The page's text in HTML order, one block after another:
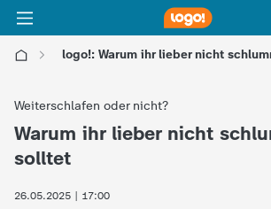
logo!: Warum ihr lieber nicht
o
Weiterschlafen oder nicht?
:
Warum ihr lieber nicht
solltet
26.05.2025 | 17:00